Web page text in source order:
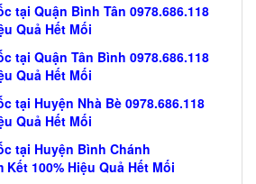
tại Quận Bình Tân 0978.686.118
Quả Hết Mối
tại Quận Tân Bình 0978.686.118
Quả Hết Mối
tại Huyện Nhà Bè 0978.686.118
Quả Hết Mối
tại Huyện Bình Chánh
Kết 100% Hiệu Quả Hết Mối